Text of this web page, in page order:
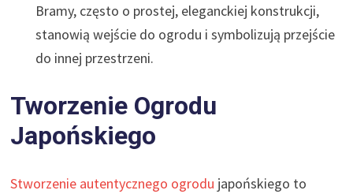
Bramy, często o prostej, eleganckiej konstrukcji,
stanowią wejście do ogrodu i symbolizują przejście
do innej przestrzeni.
Tworzenie Ogrodu
Japońskiego
Stworzenie autentycznego ogrodu japońskiego to